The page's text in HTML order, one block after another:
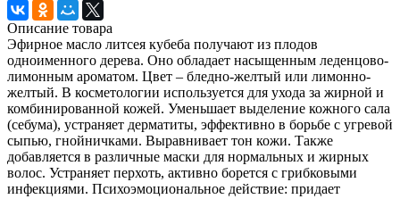
Описание товара
Эфирное масло литсея кубеба получают из плодов
одноименного дерева. Оно обладает насыщенным леденцово-
лимонным ароматом. Цвет – бледно-желтый или лимонно-
желтый. В косметологии используется для ухода за жирной и
комбинированной кожей. Уменьшает выделение кожного сала
(себума), устраняет дерматиты, эффективно в борьбе с угревой
сыпью, гнойничками. Выравнивает тон кожи. Также
добавляется в различные маски для нормальных и жирных
волос. Устраняет перхоть, активно борется с грибковыми
инфекциями. Психоэмоциональное действие: придает